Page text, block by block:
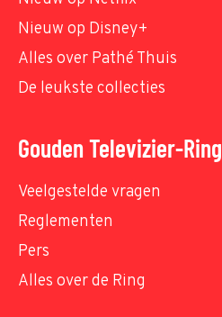
Nieuw op Disney+
Alles over Pathé Thuis
De leukste collecties
Gouden Televizier-Ring
Veelgestelde vragen
Reglementen
Pers
Alles over de Ring